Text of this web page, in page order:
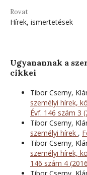
Rovat
Hírek, ismertetések
Ugyanannak a
cikkei
Tibor Cserny,
személyi hírek,
Évf. 146 szám 3
Tibor Cserny,
személyi hírek ,
Tibor Cserny,
személyi hírek,
146 szám 4
Tibor Cserny,